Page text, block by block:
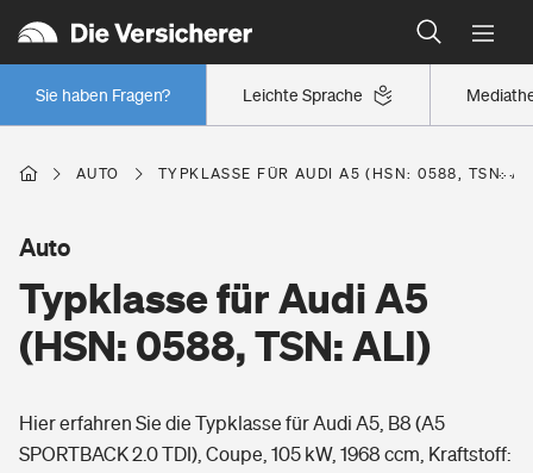
Leichte Sprache
Sie haben Fragen?
Wer versichert was: Jetzt Versicherer finden
Regionalklassen: So ist Ihre Region eingestuft
Wer versichert was: Jetzt Versicherer finden
Berufsunfähigkeitsversicherung
Erwerbsunfähigkeitsversicherung
Grundfähigkeitsversicherung
Wohnen
Freizeit
AUTO TYPKLASSE FÜR AUDI A5 (HSN: 0588, TSN:
Typklasse für Audi A5
(HSN: 0588, TSN: ALI)
Auto
Hier erfahren Sie die Typklasse für Audi A5, B8 (A5
SPORTBACK 2.0 TDI), Coupe, 105 kW, 1968 ccm, Kraftstoff: